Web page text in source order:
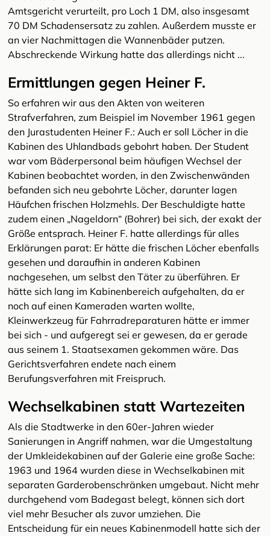
Amtsgericht verurteilt, pro Loch 1 DM, also insgesamt
70 DM Schadensersatz zu zahlen. Außerdem musste er
an vier Nachmittagen die Wannenbäder putzen.
Abschreckende Wirkung hatte das allerdings nicht ...
Ermittlungen gegen Heiner F.
So erfahren wir aus den Akten von weiteren
Strafverfahren, zum Beispiel im November 1961 gegen
den Jurastudenten Heiner F.: Auch er soll Löcher in die
Kabinen des Uhlandbads gebohrt haben. Der Student
war vom Bäderpersonal beim häufigen Wechsel der
Kabinen beobachtet worden, in den Zwischenwänden
befanden sich neu gebohrte Löcher, darunter lagen
Häufchen frischen Holzmehls. Der Beschuldigte hatte
zudem einen „Nageldorn“ (Bohrer) bei sich, der exakt der
Größe entsprach. Heiner F. hatte allerdings für alles
Erklärungen parat: Er hätte die frischen Löcher ebenfalls
gesehen und daraufhin in anderen Kabinen
nachgesehen, um selbst den Täter zu überführen. Er
hätte sich lang im Kabinenbereich aufgehalten, da er
noch auf einen Kameraden warten wollte,
Kleinwerkzeug für Fahrradreparaturen hätte er immer
bei sich - und aufgeregt sei er gewesen, da er gerade
aus seinem 1. Staatsexamen gekommen wäre. Das
Gerichtsverfahren endete nach einem
Berufungsverfahren mit Freispruch.
Wechselkabinen statt Wartezeiten
Als die Stadtwerke in den 60er-Jahren wieder
Sanierungen in Angriff nahmen, war die Umgestaltung
der Umkleidekabinen auf der Galerie eine große Sache:
1963 und 1964 wurden diese in Wechselkabinen mit
separaten Garderobenschränken umgebaut. Nicht mehr
durchgehend vom Badegast belegt, können sich dort
viel mehr Besucher als zuvor umziehen. Die
Entscheidung für ein neues Kabinenmodell hatte sich der